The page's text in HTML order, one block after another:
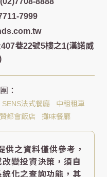
7999
巷22號5樓之1(漢諾威
SENS法式餐廳
中租租車
都會飯店 攤味餐廳
供之資料僅供參考，
變投資決策，須自
化之查詢功能，其